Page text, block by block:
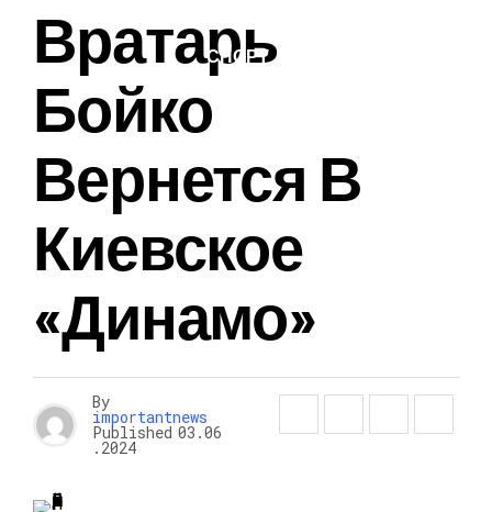
СПОРТ
Вратарь
Бойко
Вернется В
Киевское
«Динамо»
By
importantnews
Published 03.06
.2024